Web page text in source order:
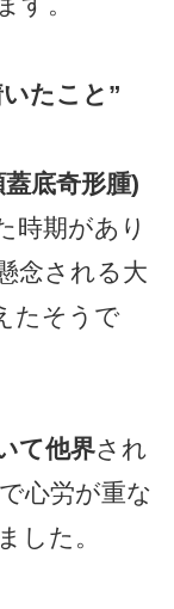
たこと”
底奇形腫)
時期があり
念される大
たそうで
て他界され
心労が重な
した。